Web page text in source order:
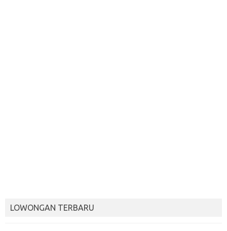
LOWONGAN TERBARU